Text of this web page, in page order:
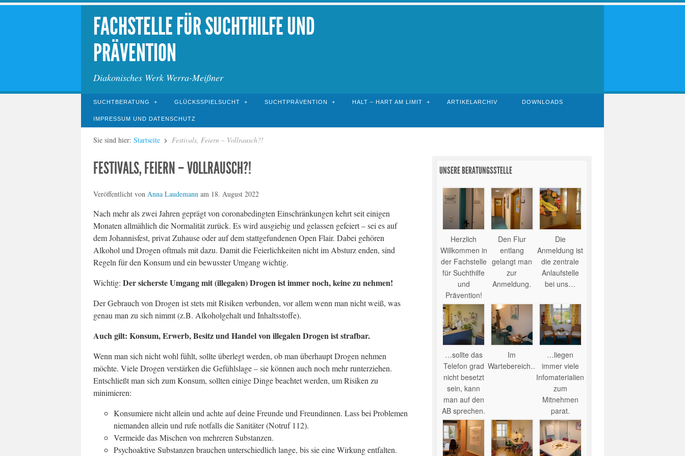
FACHSTELLE FÜR SUCHTHILFE UND
PRÄVENTION
Diakonisches Werk Werra-Meißner
SUCHTBERATUNG GLÜCKSSPIELSUCHT SUCHTPRÄVENTION HALT – HART AM LIMIT ARTIKELARCHIV DOWNLOADS
IMPRESSUM UND DATENSCHUTZ
Sie sind hier: Startseite Festivals, Feiern – Vollrausch?!
FESTIVALS, FEIERN – VOLLRAUSCH?!
Veröffentlicht von Anna Laudemannam 18. August 2022
Nach mehr als zwei Jahren geprägt von coronabedingten Einschränkungen kehrt seit einigen
Monaten allmählich die Normalität zurück. Es wird ausgiebig und gelassen gefeiert – sei es auf
dem Johannisfest, privat Zuhause oder auf dem stattgefundenen Open Flair. Dabei gehören
Alkohol und Drogen oftmals mit dazu. Damit die Feierlichkeiten nicht im Absturz enden, sind
Regeln für den Konsum und ein bewusster Umgang wichtig.
Wichtig: Der sicherste Umgang mit (illegalen) Drogen ist immer noch, keine zu nehmen!
Der Gebrauch von Drogen ist stets mit Risiken verbunden, vor allem wenn man nicht weiß, was
genau man zu sich nimmt (z.B. Alkoholgehalt und Inhaltsstoffe).
Auch gilt: Konsum, Erwerb, Besitz und Handel von illegalen Drogen ist strafbar.
Wenn man sich nicht wohl fühlt, sollte überlegt werden, ob man überhaupt Drogen nehmen
möchte. Viele Drogen verstärken die Gefühlslage – sie können auch noch mehr runterziehen.
Entschließt man sich zum Konsum, sollten einige Dinge beachtet werden, um Risiken zu
minimieren:
Konsumiere nicht allein und achte auf deine Freunde und Freundinnen. Lass bei Problemen
niemanden allein und rufe notfalls die Sanitäter (Notruf 112).
Vermeide das Mischen von mehreren Substanzen.
Psychoaktive Substanzen brauchen unterschiedlich lange, bis sie eine Wirkung entfalten.
UNSERE BERATUNGSSTELLE
Herzlich
Willkommen in
der Fachstelle
für Suchthilfe
und
Prävention!
Den Flur
entlang
gelangt man
zur
Anmeldung.
Die
Anmeldung ist
die zentrale
Anlaufstelle
bei uns…
…sollte das
Telefon grad
nicht besetzt
sein, kann
man auf den
AB sprechen.
Im
Wartebereich…
…liegen
immer viele
Infomaterialien
zum
Mitnehmen
parat.